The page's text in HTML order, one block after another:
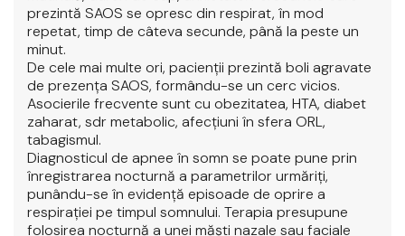
prezintă SAOS se opresc din respirat, în mod
repetat, timp de câteva secunde, până la peste un
minut.
De cele mai multe ori, pacienţii prezintă boli agravate
de prezenţa SAOS, formându-se un cerc vicios.
Asocierile frecvente sunt cu obezitatea, HTA, diabet
zaharat, sdr metabolic, afecţiuni în sfera ORL,
tabagismul.
Diagnosticul de apnee în somn se poate pune prin
înregistrarea nocturnă a parametrilor urmăriţi,
punându-se în evidenţă episoade de oprire a
respiraţiei pe timpul somnului. Terapia presupune
folosirea nocturnă a unei măşti nazale sau faciale